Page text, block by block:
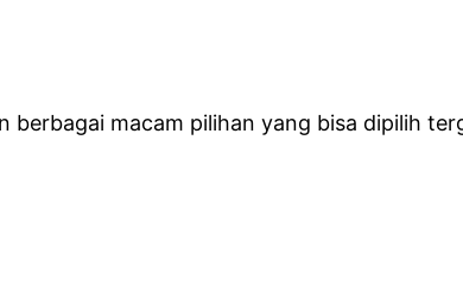
berbagai macam pilihan yang bisa dipilih